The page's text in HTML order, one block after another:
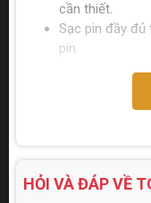
cần thiết.
Sạc pin đầy
pin.
HỎI VÀ ĐÁP VỀ